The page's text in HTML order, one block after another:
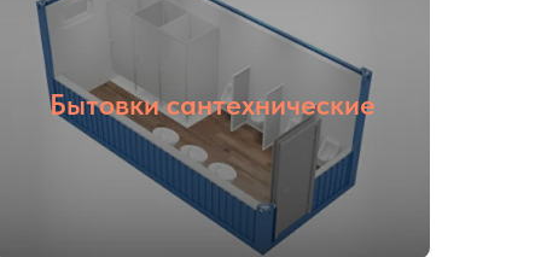
Бытовки сантехнические